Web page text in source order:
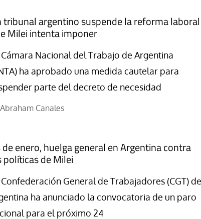
tribunal argentino suspende la reforma laboral
Milei intenta imponer
Cámara Nacional del Trabajo de Argentina
ha aprobado una medida cautelar para
parte del decreto de necesidad
Abraham Canales
de enero, huelga general en Argentina contra
políticas de Milei
Confederación General de Trabajadores (CGT) de
ha anunciado la convocatoria de un paro
para el próximo 24